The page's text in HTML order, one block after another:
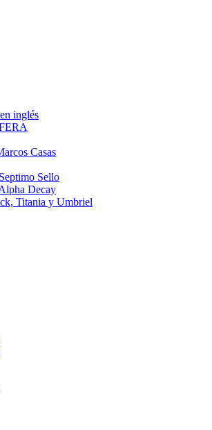
inglés
Casas
Sello
Decay
Titania y Umbriel